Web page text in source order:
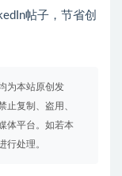
帖子，节省创
为本站原创发
止复制、盗用、
体平台。如若本
行处理。